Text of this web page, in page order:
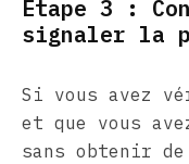
Étape 3 :
signaler la
Si vous avez
et que vous
sans obtenir